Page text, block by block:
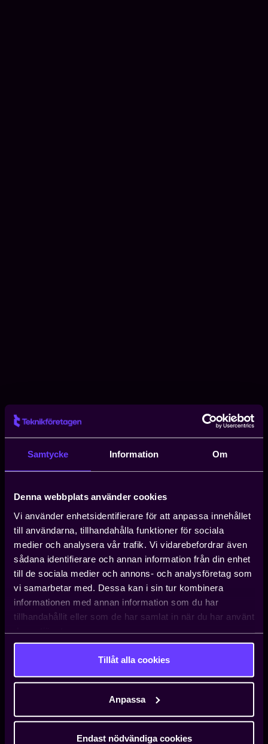
Samtycke Information Om
Denna webbplats använder cookies
Vi använder enhetsidentifierare för att anpassa innehållet
till användarna, tillhandahålla funktioner för sociala
medier och analysera vår trafik. Vi vidarebefordrar även
sådana identifierare och annan information från din enhet
till de sociala medier och annons- och analysföretag som
vi samarbetar med. Dessa kan i sin tur kombinera
informationen med annan information som du har
tillhandahållit eller som de har samlat in när du har använt
Tillåt alla cookies
Anpassa
Endast nödvändiga cookies